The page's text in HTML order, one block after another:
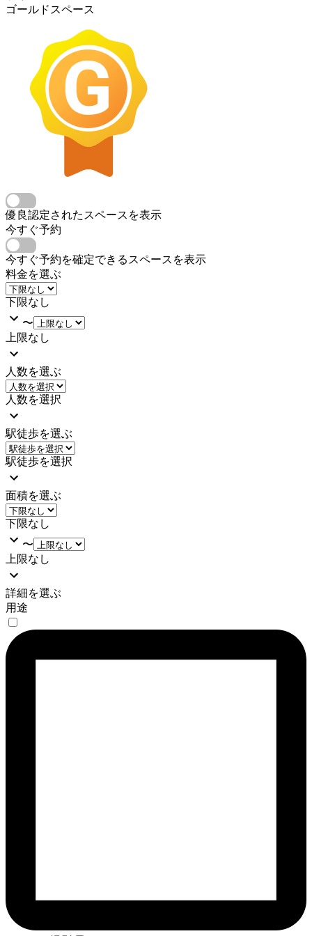
ゴールドスペース
優良認定されたスペースを表示
今すぐ予約
今すぐ予約を確定できるスペースを表示
料金を選ぶ
下限なし
〜
上限なし
人数を選ぶ
人数を選択
駅徒歩を選ぶ
駅徒歩を選択
面積を選ぶ
下限なし
〜
上限なし
詳細を選ぶ
用途